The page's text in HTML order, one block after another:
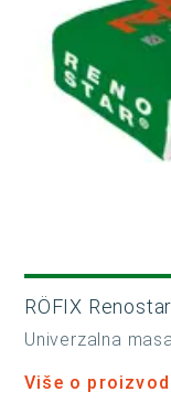
RÖFIX
Univerzalna
Više o